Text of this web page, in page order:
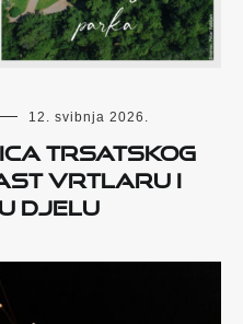
12. svibnja 2026.
Trsatskog
vrtlaru i
djelu